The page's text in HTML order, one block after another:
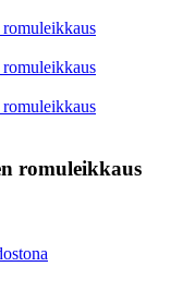
romuleikkaus